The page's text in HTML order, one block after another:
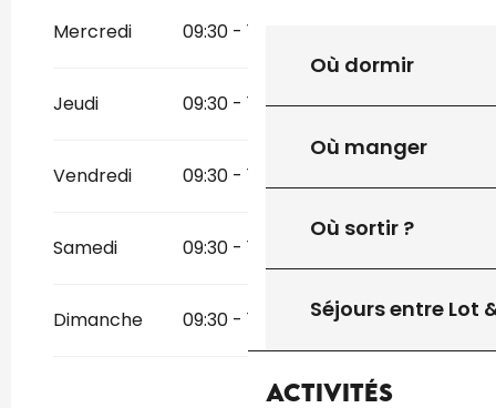
Où dormir
Où manger
Où sortir ?
Séjours entre Lot
Activités
14 mai 2026au 17 mai 2026
25 mai 2026
Du12 septembre 2026
1 novembre
2026
Mercredi 09:30 - 19:30
Jeudi 09:30 - 19:30
Vendredi 09:30 - 19:30
Samedi 09:30 - 19:30
Dimanche 09:30 - 19:30